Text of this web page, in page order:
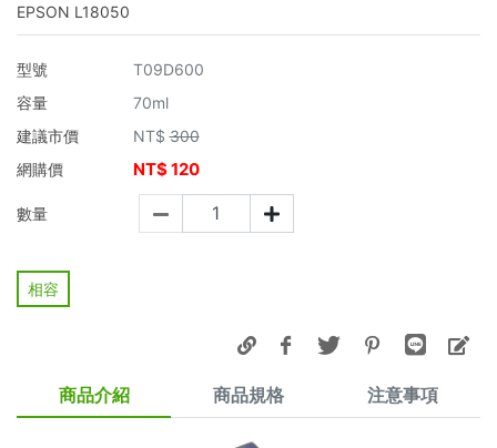
EPSON L18050
型號
T09D600
容量
70ml
建議市價
NT$ 300
網購價
NT$120
數量
相容
商品介紹 商品規格 注意事項